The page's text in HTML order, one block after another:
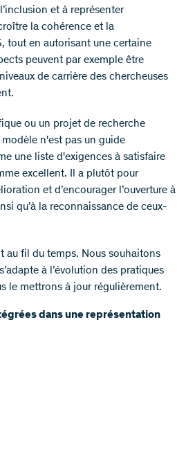
et à représenter
la cohérence et la
tout en autorisant une certaine
peuvent par exemple être
de carrière des chercheuses
ou un projet de recherche
modèle n'est pas un guide
une liste d'exigences à satisfaire
excellent. Il a plutôt pour
et d’encourager l’ouverture à
qu’à la reconnaissance de ceux-
au fil du temps. Nous souhaitons
à l’évolution des pratiques
le mettrons à jour régulièrement.
dans une représentation